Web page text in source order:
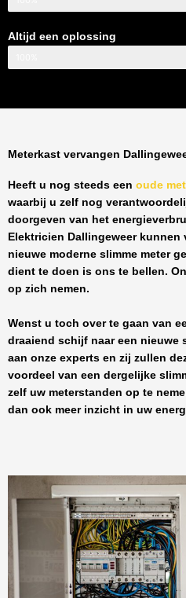
Altijd een oplossing
Meterkast vervangen
Heeft u nog steeds een oude
waarbij u zelf nog
doorgeven van het
Elektricien Dallingeweerkunnen
nieuwe moderne slimme meter
dient te doen is ons te bellen.
op zich nemen.
Wenst u toch over te gaan van
draaiend schijf naar een nieuwe
aan onze experts en zij zullen
voordeel van een dergelijke
zelf uw meterstanden op te
dan ook meer inzicht in uw